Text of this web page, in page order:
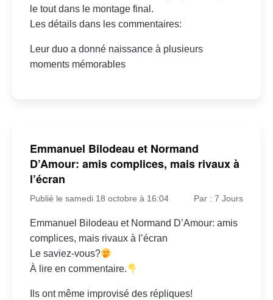
le tout dans le montage final.
Les détails dans les commentaires:
Leur duo a donné naissance à plusieurs
moments mémorables
Emmanuel Bilodeau et Normand
D’Amour: amis complices, mais rivaux à
l’écran
Publié le samedi 18 octobre à 16:04 Par : 7 Jours
Emmanuel Bilodeau et Normand D’Amour: amis
complices, mais rivaux à l’écran
Le saviez-vous?
À lire en commentaire.
Ils ont même improvisé des répliques!